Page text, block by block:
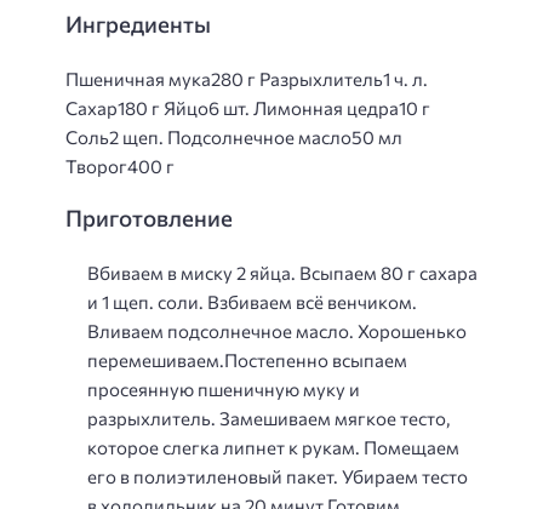
Ингредиенты
Пшеничная мука280 г Разрыхлитель1 ч. л.
Сахар180 г Яйцо6 шт. Лимонная цедра10 г
Соль2 щеп. Подсолнечное масло50 мл
Творог400 г
Приготовление
Вбиваем в миску 2 яйца. Всыпаем 80 г сахара
и 1 щеп. соли. Взбиваем всё венчиком.
Вливаем подсолнечное масло. Хорошенько
перемешиваем.Постепенно всыпаем
просеянную пшеничную муку и
разрыхлитель. Замешиваем мягкое тесто,
которое слегка липнет к рукам. Помещаем
его в полиэтиленовый пакет. Убираем тесто